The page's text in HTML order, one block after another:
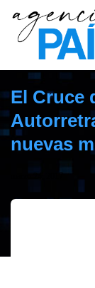
El Cruce
nuevas